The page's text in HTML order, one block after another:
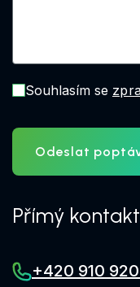
Souhlasím se
Odeslat
Přímý kontakt
+420 910